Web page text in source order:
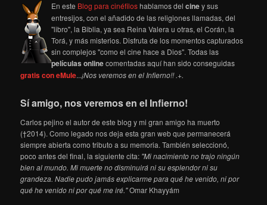
En este Blog para cinéfiloshablamos delciney sus
entresijos, con el añadido de las religiones llamadas, del
"libro", la Biblia, ya sea Reina Valera u otras, el Corán, la
Torá, y más misterios. Disfruta de los momentos capturados
sin complejos "como el cine hace a Dios". Todas las
películas onlinecomentadas aquí han sido conseguidas
gratis con eMule...¡Nos veremos en el Infierno!! .+.
Sí amigo, nos veremos en el Infierno!
Carlos pejino el autor de este blog y mi gran amigo ha muerto
(†2014). Como legado nos deja esta gran web que permanecerá
siempre abierta como tributo a su memoria. También seleccionó,
poco antes del final, la siguiente cita: "Mi nacimiento no trajo ningún
bien al mundo. Mi muerte no disminuirá ni su esplendor ni su
grandeza. Nadie pudo jamás explicarme para qué he venido, ni por
qué he venido ni por qué me iré."Omar Khayyám